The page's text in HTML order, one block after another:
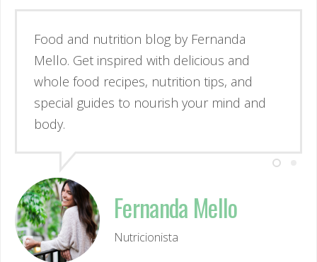
Esse é o blog da nutricionista Fernanda
Mello. Se inspire através de receitas
simples e deliciosas, alimentos de verdade
e guias para nutrir corpo e mente.
Nutricionista